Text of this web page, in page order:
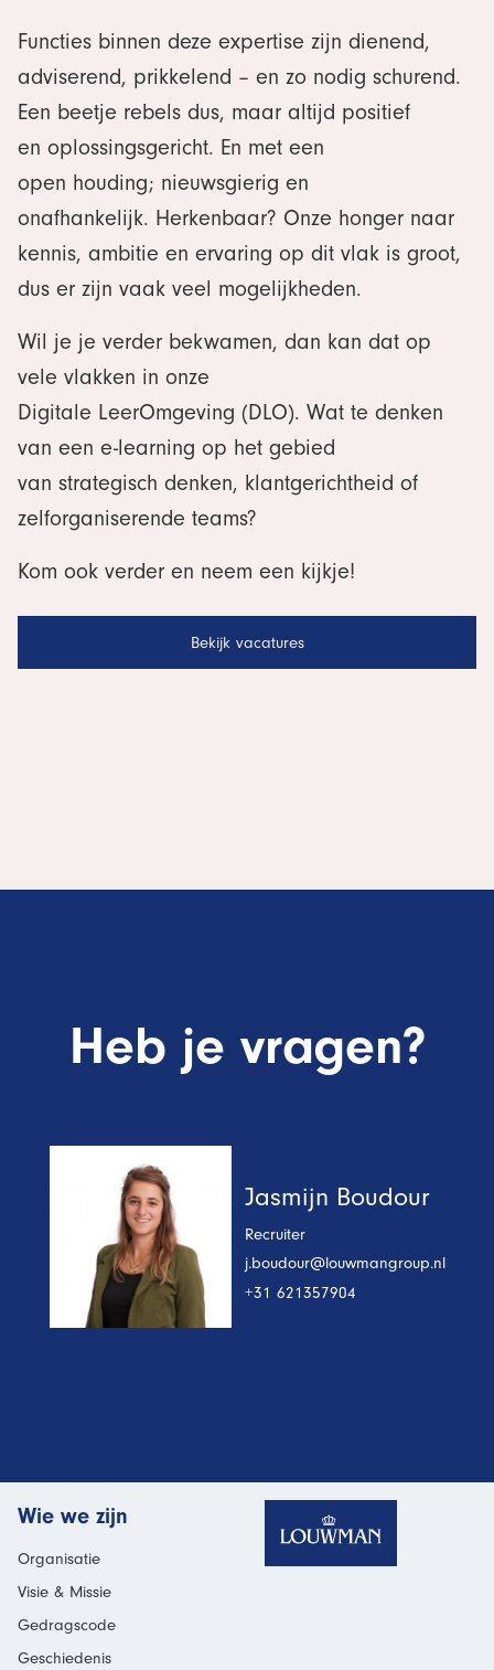
Functies binnen deze expertise zijn dienend,
adviserend, prikkelend – en zo nodig schurend.
Een beetje rebels dus, maar altijd positief
en oplossingsgericht. En met een
open houding; nieuwsgierig en
onafhankelijk. Herkenbaar? Onze honger naar
kennis, ambitie en ervaring op dit vlak is groot,
dus er zijn vaak veel mogelijkheden.
Wil je je verder bekwamen, dan kan dat op
vele vlakken in onze
Digitale LeerOmgeving (DLO). Wat te denken
van een e-learning op het gebied
van strategisch denken, klantgerichtheid of
zelforganiserende teams?
Kom ook verder en neem een kijkje!
Bekijk vacatures
Heb je vragen?
Jasmijn Boudour
Recruiter
j.boudour@louwmangroup.nl
+31 621357904
Wie we zijn
Organisatie
Visie & Missie
Gedragscode
Geschiedenis